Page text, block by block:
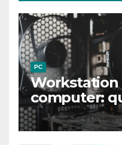
PC
Workstation
computer:
differenze